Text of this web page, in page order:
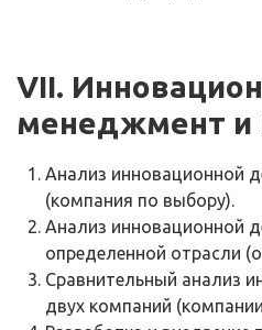
VII.
менеджмент и
Анализ инновационной
(компания по выбору).
Анализ инновационной
определенной отрасли
Сравнительный анализ
двух компаний